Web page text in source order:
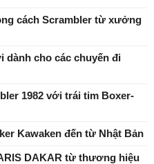
cách Scrambler từ xưởng
dành cho các chuyến đi
1982 với trái tim Boxer-
Kawaken đến từ Nhật Bản
DAKAR từ thương hiệu